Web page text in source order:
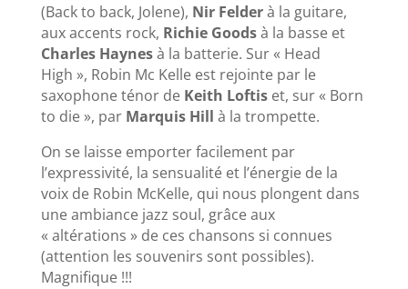
(Back to back, Jolene), Nir Felderà la guitare,
aux accents rock, Richie Goodsà la basse et
Charles Haynesà la batterie. Sur « Head
High », Robin Mc Kelle est rejointe par le
saxophone ténor de Keith Loftiset, sur « Born
to die », par Marquis Hill à la trompette.
On se laisse emporter facilement par
l’expressivité, la sensualité et l’énergie de la
voix de Robin McKelle, qui nous plongent dans
une ambiance jazz soul, grâce aux
« altérations » de ces chansons si connues
(attention les souvenirs sont possibles).
Magnifique !!!